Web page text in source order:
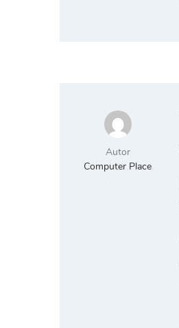
Autor
Computer Place